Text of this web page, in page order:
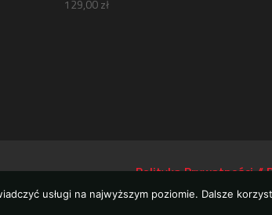
129,00zł
Polityka Prywatności //
usługi na najwyższym poziomie. Dalsze